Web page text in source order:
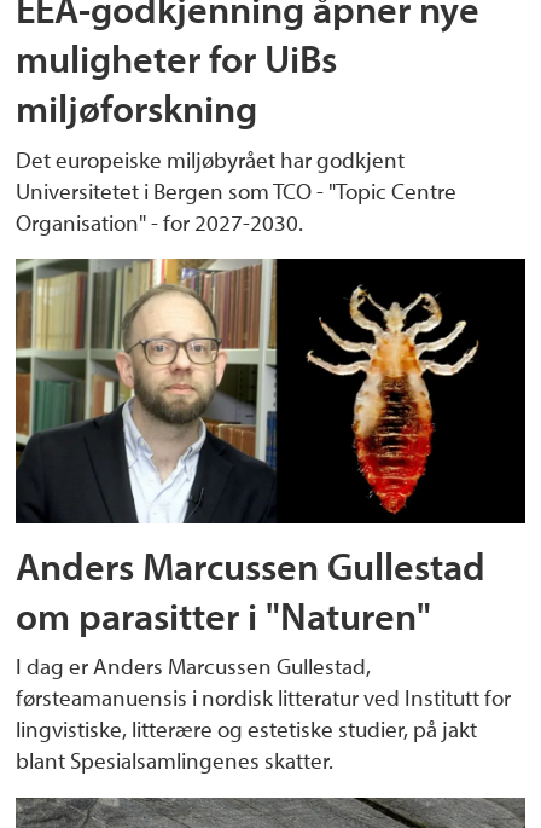
muligheter for UiBs
miljøforskning
Det europeiske miljøbyrået har godkjent
Universitetet i Bergen som TCO - "Topic Centre
Organisation" - for 2027-2030.
Anders Marcussen Gullestad
om parasitter i "Naturen"
I dag er Anders Marcussen Gullestad,
førsteamanuensis i nordisk litteratur ved Institutt for
lingvistiske, litterære og estetiske studier, på jakt
blant Spesialsamlingenes skatter.